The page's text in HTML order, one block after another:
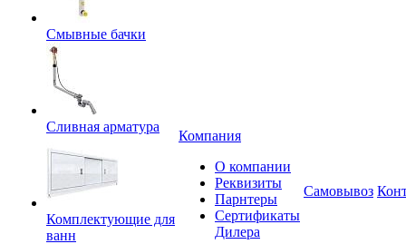
Смывные бачки
Сливная арматура
Комплектующие для
ванн
Компания
О компании
Реквизиты
Парнтеры
Сертификаты
Дилера
Самовывоз